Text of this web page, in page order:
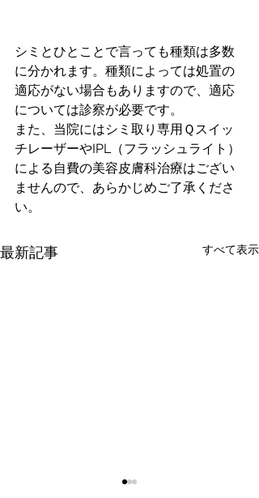
シミとひとことで言っても種類は多数
に分かれます。種類によっては処置の
適応がない場合もありますので、適応
については診察が必要です。
また、当院にはシミ取り専用Ｑスイッ
チレーザーやIPL（フラッシュライト）
による自費の美容皮膚科治療はござい
ませんので、あらかじめご了承くださ
い。
最新記事 すべて表示